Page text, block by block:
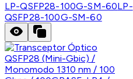
LP-QSFP28-100G-SM-60LP-
QSFP28-100G-SM-60